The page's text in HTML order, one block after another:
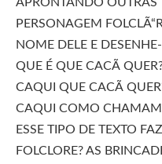
PERSONAGEM
NOME DELE E
QUE É QUE CACÃ
CAQUI QUE CACÃ
CAQUI COMO
ESSE TIPO DE TEXTO
FOLCLORE? AS